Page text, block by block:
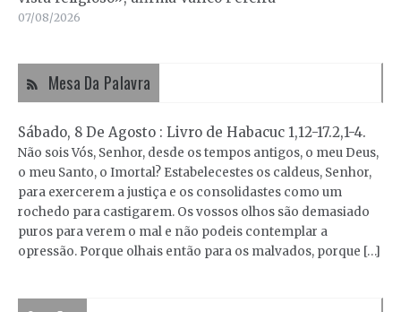
07/08/2026
Mesa Da Palavra
Sábado, 8 De Agosto : Livro de Habacuc 1,12-17.2,1-4.
Não sois Vós, Senhor, desde os tempos antigos, o meu Deus,
o meu Santo, o Imortal? Estabelecestes os caldeus, Senhor,
para exercerem a justiça e os consolidastes como um
rochedo para castigarem. Os vossos olhos são demasiado
puros para verem o mal e não podeis contemplar a
opressão. Porque olhais então para os malvados, porque […]